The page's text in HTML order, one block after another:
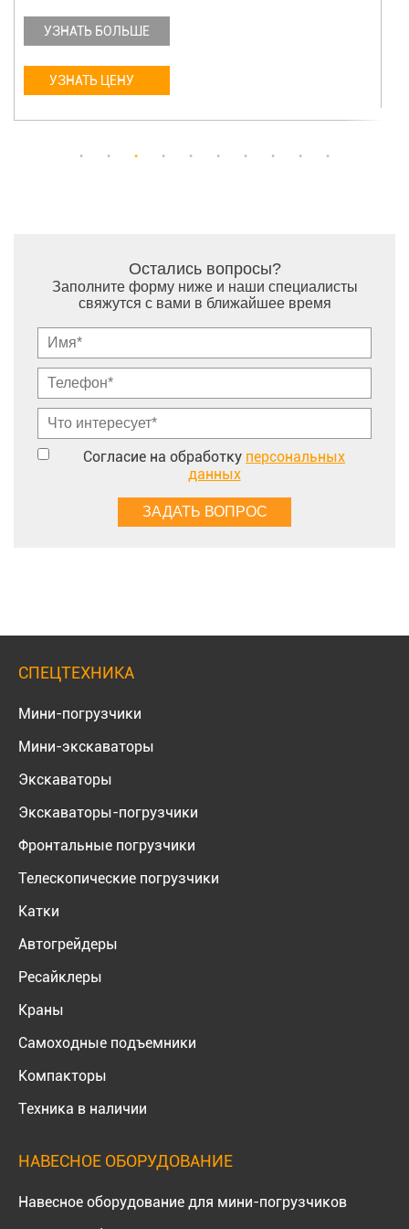
УЗНАТЬ БОЛЬШЕ
УЗНАТЬ ЦЕНУ
Остались вопросы?
Заполните форму ниже и наши специалисты
свяжутся с вами в ближайшее время
Согласие на обработку персональных
данных
СПЕЦТЕХНИКА
Мини-погрузчики
Мини-экскаваторы
Экскаваторы
Экскаваторы-погрузчики
Фронтальные погрузчики
Телескопические погрузчики
Катки
Автогрейдеры
Ресайклеры
Краны
Самоходные подъемники
Компакторы
Техника в наличии
НАВЕСНОЕ ОБОРУДОВАНИЕ
Навесное оборудование для мини-погрузчиков